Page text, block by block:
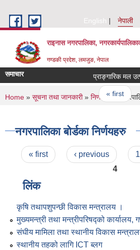
English
नेपाली
राइनास नगरपालिका,
गण्डकी प्रदेश, लमजुङ, नेपाल
समाचार
Pages
« first
You are here
Home » सूचना तथा जानकारी» निर्णयहरु »
नगरपालिका बोर्डका निर्णयहरु
Pages
« first ‹ previous 1
4
लिंक
कृषि तथापशुपन्छी विकास मन्त्रालय ।
मुख्यमन्त्री तथा मन्त्रीपरिषद्को कार्यालय,
संघीय मामिला तथा स्थानीय विकास
स्थानीय तहको लागि ICT ब्लग